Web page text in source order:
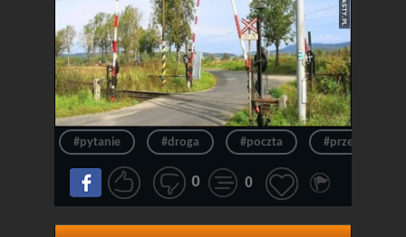
#pytanie #droga #poczta #przepraszam
0 0